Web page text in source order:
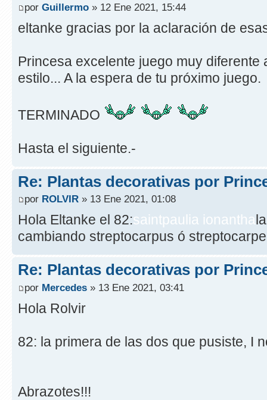
por Guillermo » 12 Ene 2021, 15:44
eltanke gracias por la aclaración de
Princesa excelente juego muy
estilo... A la espera de tu próximo juego.
TERMINADO
Hasta el siguiente.-
Re: Plantas decorativas por
por ROLVIR » 13 Ene 2021, 01:08
Hola Eltanke el 82:saintpaulia ionantha
cambiando streptocarpus ó
Re: Plantas decorativas por
por Mercedes » 13 Ene 2021, 03:41
Hola Rolvir
82: la primera de las dos que pusiste, I
Abrazotes!!!